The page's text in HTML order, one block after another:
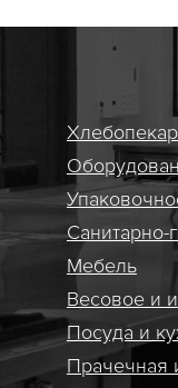
Санитарно-
Мебель
Весовое и
Посуда и
Прачечная